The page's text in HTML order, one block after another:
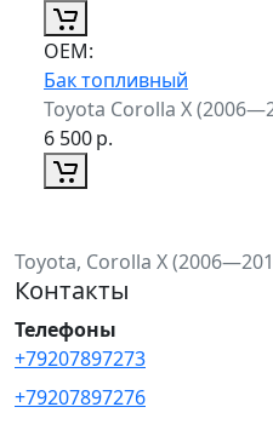
ОЕМ:
Бак топливный
Toyota Corolla X
6 500р.
Toyota, Corolla X
Контакты
Телефоны
+79207897273
+79207897276